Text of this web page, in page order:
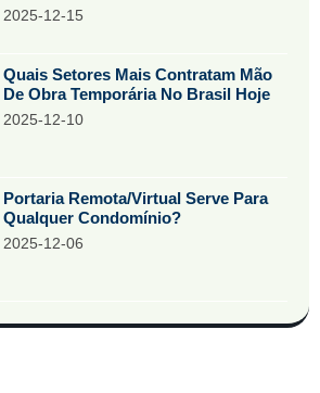
2025-12-15
Quais Setores Mais Contratam Mão
De Obra Temporária No Brasil Hoje
2025-12-10
Portaria Remota/Virtual Serve Para
Qualquer Condomínio?
2025-12-06